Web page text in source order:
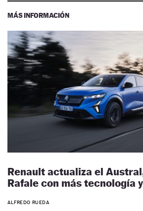
MÁS INFORMACIÓN
Renault actualiza el
Rafale con más tecnología
ALFREDO RUEDA